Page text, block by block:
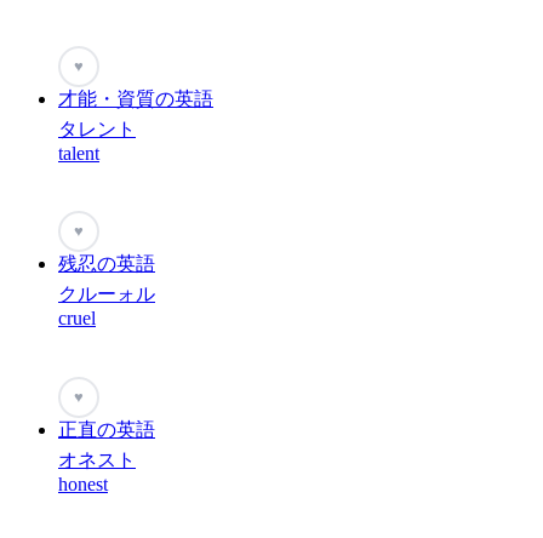
♥
才能・資質の英語
タレント
talent
♥
残忍の英語
クルーォル
cruel
♥
正直の英語
オネスト
honest